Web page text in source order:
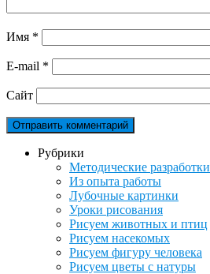
Имя *
E-mail *
Сайт
Рубрики
Методические разработки
Из опыта работы
Лубочные картинки
Уроки рисования
Рисуем животных и птиц
Рисуем насекомых
Рисуем фигуру человека
Рисуем цветы с натуры